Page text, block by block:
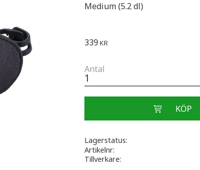
Medium (5.2 dl)
339 KR
Antal
Lagerstatus
Artikelnr
Tillverkare